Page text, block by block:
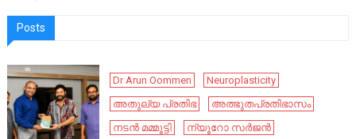
Posts
Dr Arun Oommen
Neuroplasticity
അതുല്യ പ്രതിഭ
അത്ഭുതപ്രതിഭാസം
നടൻ മമ്മൂട്ടി
ന്യൂറോ സർജൻ